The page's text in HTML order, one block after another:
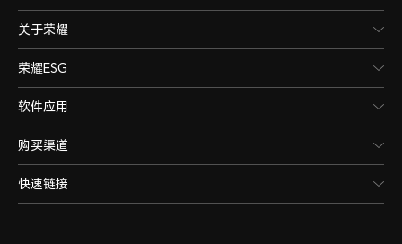
关于荣耀
荣耀ESG
软件应用
购买渠道
快速链接